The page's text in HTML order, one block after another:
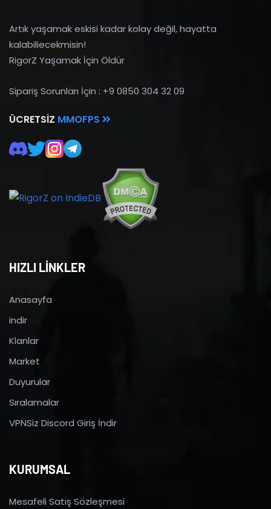
Artık yaşamak eskisi kadar kolay değil, hayatta
kalabiliecekmisin!
RigorZ Yaşamak İçin Öldür
Sipariş Sorunları İçin : +9 0850 304 32 09
ÜCRETSIZ MMOFPS
HIZLI LİNKLER
Anasayfa
indir
Klanlar
Market
Duyurular
Sıralamalar
VPNSiz Discord Giriş İndir
KURUMSAL
Mesafeli Satış Sözleşmesi